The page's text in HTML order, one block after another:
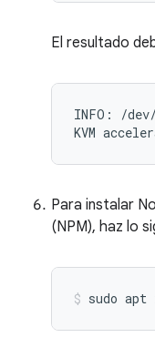
El resultado
INFO: /
KVM
Para instalar
(NPM), haz lo